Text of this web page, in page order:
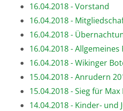
16.04.2018 - Vorstand
16.04.2018 -
16.04.2018 -
16.04.2018 - Allgemeines
16.04.2018 - Wikinger
15.04.2018 - Anrudern
15.04.2018 - Sieg für
14.04.2018 - Kinder- und